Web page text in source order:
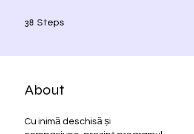
38 Steps
About
Cu inimă deschisă și